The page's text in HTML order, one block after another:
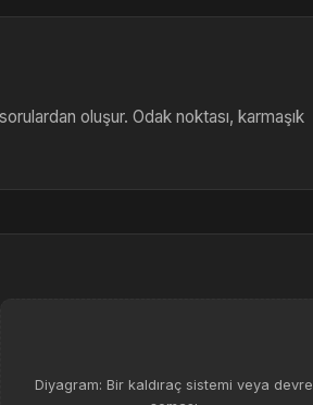
oluşur. Odak noktası, karmaşık
Diyagram: Bir kaldıraç sistemi veya devre